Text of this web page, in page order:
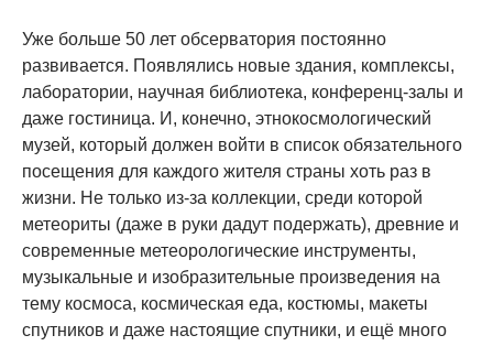
Уже больше 50 лет обсерватория постоянно
развивается. Появлялись новые здания, комплексы,
лаборатории, научная библиотека, конференц-залы и
даже гостиница. И, конечно, этнокосмологический
музей, который должен войти в список обязательного
посещения для каждого жителя страны хоть раз в
жизни. Не только из-за коллекции, среди которой
метеориты (даже в руки дадут подержать), древние и
современные метеорологические инструменты,
музыкальные и изобразительные произведения на
тему космоса, космическая еда, костюмы, макеты
спутников и даже настоящие спутники, и ещё много